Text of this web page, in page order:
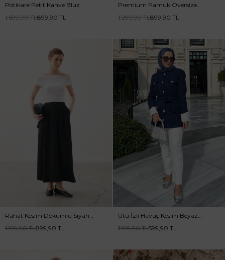
Pötikare Petit Kahve Bluz
1.699,90TL899,90 TL
Premium Pamuk Oversize
Siyah Gömlek
1.299,90TL899,90 TL
Rahat Kesim Dökümlü Siyah
1.199,90TL899,90 TL
Ütü İzli Havuç Kesim Beyaz
1.199,90TL599,90 TL